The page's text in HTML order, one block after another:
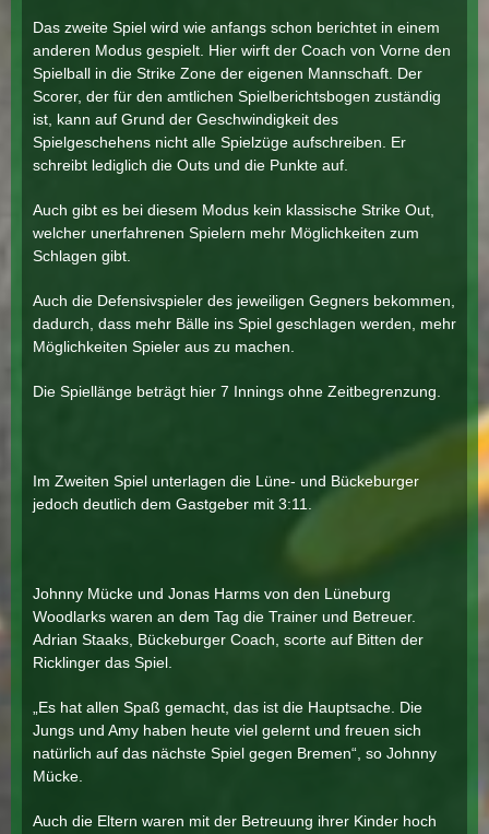
Das zweite Spiel wird wie anfangs schon berichtet in einem
anderen Modus gespielt. Hier wirft der Coach von Vorne den
Spielball in die Strike Zone der eigenen Mannschaft. Der
Scorer, der für den amtlichen Spielberichtsbogen zuständig
ist, kann auf Grund der Geschwindigkeit des
Spielgeschehens nicht alle Spielzüge aufschreiben. Er
schreibt lediglich die Outs und die Punkte auf.
Auch gibt es bei diesem Modus kein klassische Strike Out,
welcher unerfahrenen Spielern mehr Möglichkeiten zum
Schlagen gibt.
Auch die Defensivspieler des jeweiligen Gegners bekommen,
dadurch, dass mehr Bälle ins Spiel geschlagen werden, mehr
Möglichkeiten Spieler aus zu machen.
Die Spiellänge beträgt hier 7 Innings ohne Zeitbegrenzung.
Im Zweiten Spiel unterlagen die Lüne- und Bückeburger
jedoch deutlich dem Gastgeber mit 3:11.
Johnny Mücke und Jonas Harms von den Lüneburg
Woodlarks waren an dem Tag die Trainer und Betreuer.
Adrian Staaks, Bückeburger Coach, scorte auf Bitten der
Ricklinger das Spiel.
„Es hat allen Spaß gemacht, das ist die Hauptsache. Die
Jungs und Amy haben heute viel gelernt und freuen sich
natürlich auf das nächste Spiel gegen Bremen“, so Johnny
Mücke.
Auch die Eltern waren mit der Betreuung ihrer Kinder hoch